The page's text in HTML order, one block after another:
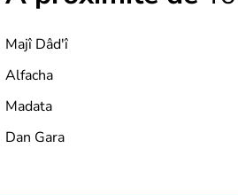
Majî Dâd'î
Alfacha
Madata
Dan Gara